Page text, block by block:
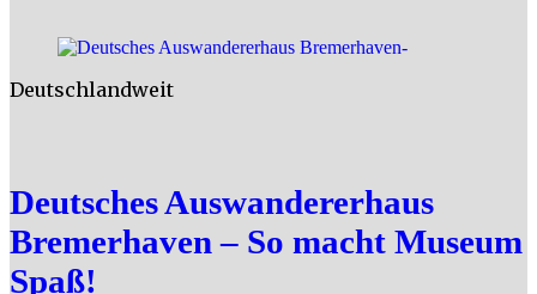
Deutschlandweit
Deutsches Auswandererhaus
Bremerhaven – So macht Museum
Spaß!